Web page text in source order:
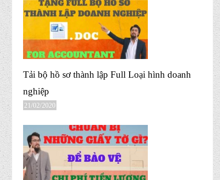
Tải bộ hồ sơ thành lập Full Loại hình doanh
nghiệp
21/02/2020